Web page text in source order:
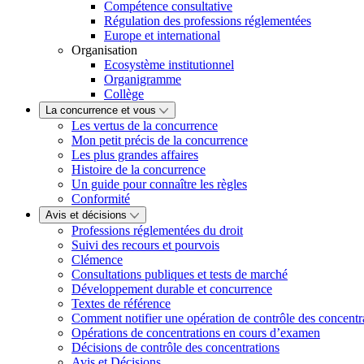
Compétence consultative
Régulation des professions réglementées
Europe et international
Organisation
Ecosystème institutionnel
Organigramme
Collège
La concurrence et vous
Les vertus de la concurrence
Mon petit précis de la concurrence
Les plus grandes affaires
Histoire de la concurrence
Un guide pour connaître les règles
Conformité
Avis et décisions
Professions réglementées du droit
Suivi des recours et pourvois
Clémence
Consultations publiques et tests de marché
Développement durable et concurrence
Textes de référence
Comment notifier une opération de contrôle des
Opérations de concentrations en cours d’examen
Décisions de contrôle des concentrations